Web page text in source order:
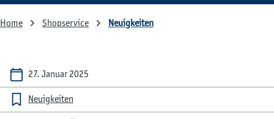
Home Shopservice Neuigkeiten
27. Januar 2025
Neuigkeiten